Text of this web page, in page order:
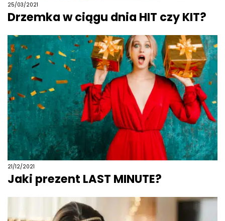
25/03/2021
Drzemka w ciągu dnia HIT czy KIT?
21/12/2021
Jaki prezent LAST MINUTE?